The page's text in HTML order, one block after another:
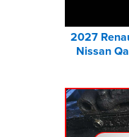
2027
Nissan